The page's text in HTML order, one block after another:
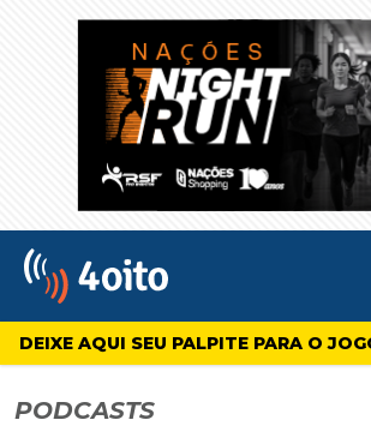
4oito
DEIXE AQUI SEU PALPITE PARA O
PODCASTS